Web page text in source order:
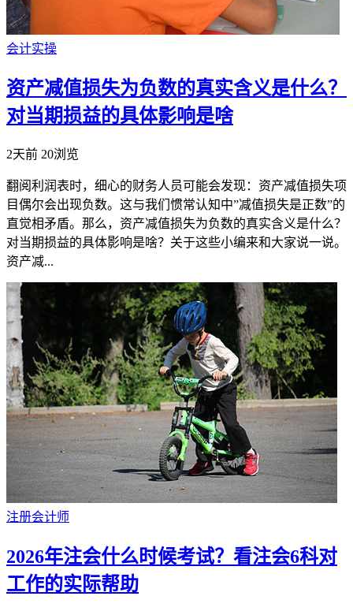
会计实操
资产减值损失为负数的真实含义是什么？
对当期损益的具体影响是啥
2天前 20浏览
翻阅利润表时，细心的财务人员可能会发现：资产减值损失项
目偶尔会出现负数。这与我们惯常认知中”减值损失是正数”的
直觉相矛盾。那么，资产减值损失为负数的真实含义是什么？
对当期损益的具体影响是啥？关于这些小编来和大家说一说。
资产减...
注册会计师
2026年注会什么时候考试？看注会6科对
工作的实际帮助